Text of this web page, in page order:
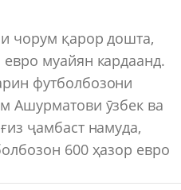
чорум қарор дошта,
муайян кардаанд.
футболбозони
Ашурматови ӯзбек ва
ҷамбаст намуда,
600 ҳазор евро